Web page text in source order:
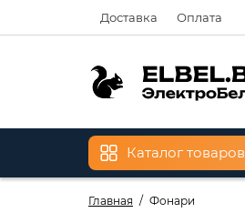
Доставка Оплата
Каталог товаров
Главная Фонари